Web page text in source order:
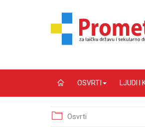
OSVRTI LJUDI I
Osvrti